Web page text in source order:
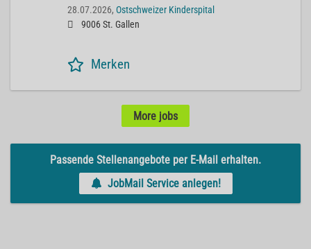
28.07.2026, Ostschweizer Kinderspital
9006 St. Gallen
Merken
More jobs
Passende Stellenangebote per E-Mail erhalten.
JobMail Service anlegen!